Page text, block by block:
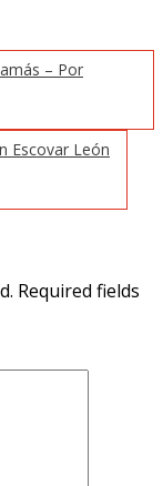
– Por
Escovar León
Required fields